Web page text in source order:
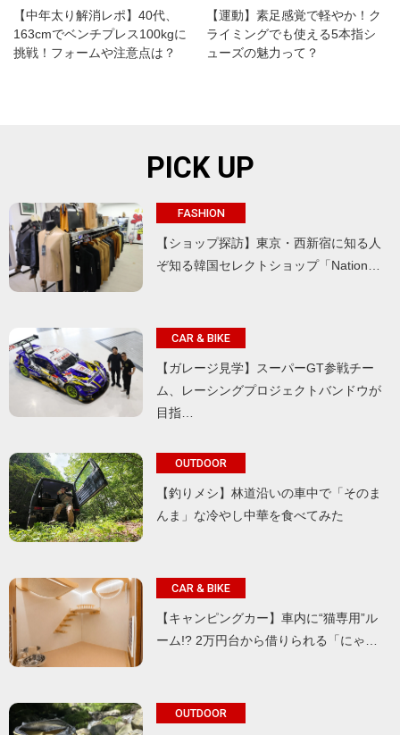
【中年太り解消レポ】40代、
163cmでベンチプレス100kgに
挑戦！フォームや注意点は？
【運動】素足感覚で軽やか！ク
ライミングでも使える5本指シ
ューズの魅力って？
PICK UP
FASHION
【ショップ探訪】東京・西新宿に知る人
ぞ知る韓国セレクトショップ「Nation…
CAR & BIKE
【ガレージ見学】スーパーGT参戦チー
ム、レーシングプロジェクトバンドウが
目指…
OUTDOOR
【釣りメシ】林道沿いの車中で「そのま
んま」な冷やし中華を食べてみた
CAR & BIKE
【キャンピングカー】車内に“猫専用”ル
ーム!? 2万円台から借りられる「にゃ…
OUTDOOR